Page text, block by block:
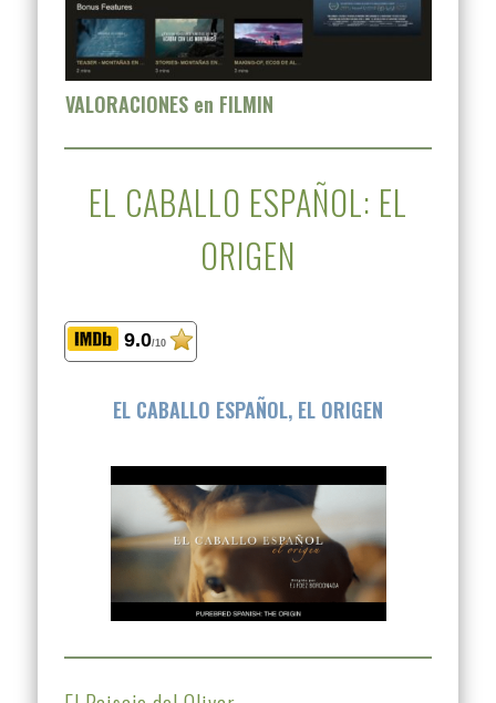
VALORACIONES en FILMIN
EL CABALLO ESPAÑOL: EL
ORIGEN
9.0/10
EL CABALLO ESPAÑOL, EL ORIGEN